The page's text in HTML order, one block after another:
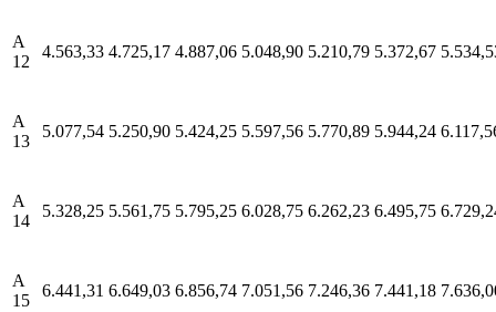
A
12
4.563,33 4.725,17 4.887,06 5.048,90 5.210,79 5.372,67
A
13
5.077,54 5.250,90 5.424,25 5.597,56 5.770,89 5.944,24
A
14
5.328,25 5.561,75 5.795,25 6.028,75 6.262,23 6.495,75
A
15
6.441,31 6.649,03 6.856,74 7.051,56 7.246,36 7.441,18